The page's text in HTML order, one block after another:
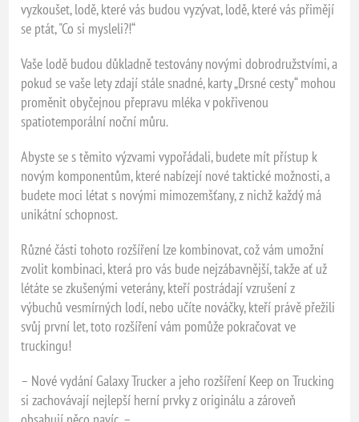
vyzkoušet, lodě, které vás budou vyzývat, lodě, které vás přimějí
se ptát, "Co si mysleli?!“
Vaše lodě budou důkladně testovány novými dobrodružstvími, a
pokud se vaše lety zdají stále snadné, karty „Drsné cesty“ mohou
proměnit obyčejnou přepravu mléka v pokřivenou
spatiotemporální noční můru.
Abyste se s těmito výzvami vypořádali, budete mít přístup k
novým komponentům, které nabízejí nové taktické možnosti, a
budete moci létat s novými mimozemšťany, z nichž každý má
unikátní schopnost.
Různé části tohoto rozšíření lze kombinovat, což vám umožní
zvolit kombinaci, která pro vás bude nejzábavnější, takže ať už
létáte se zkušenými veterány, kteří postrádají vzrušení z
výbuchů vesmírných lodí, nebo učíte nováčky, kteří právě přežili
svůj první let, toto rozšíření vám pomůže pokračovat ve
truckingu!
– Nové vydání Galaxy Trucker a jeho rozšíření Keep on Trucking
si zachovávají nejlepší herní prvky z originálu a zároveň